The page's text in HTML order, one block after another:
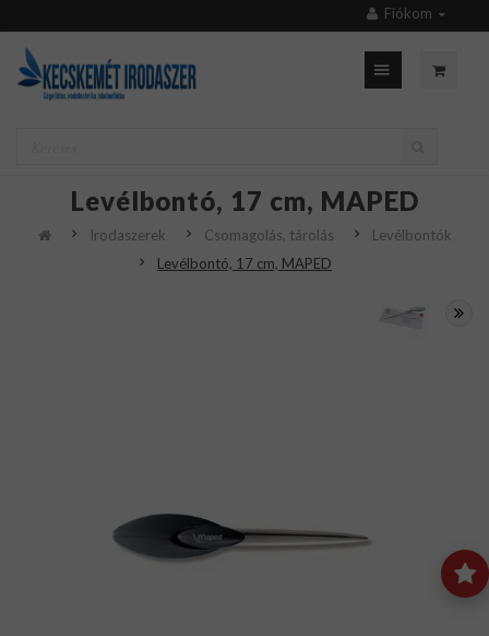
Fiókom
Levélbontó, 17 cm, MAPED
Irodaszerek Csomagolás, tárolás
Levélbontók
Levélbontó, 17 cm, MAPED